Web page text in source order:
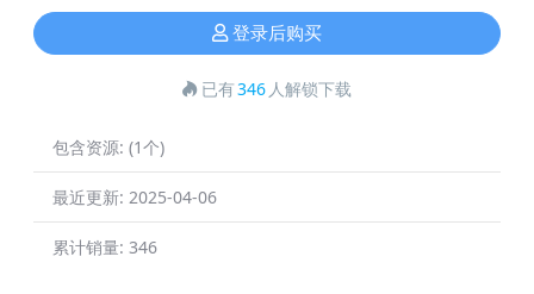
登录后购买
已有346 人解锁下载
包含资源: (1个)
最近更新: 2025-04-06
累计销量: 346